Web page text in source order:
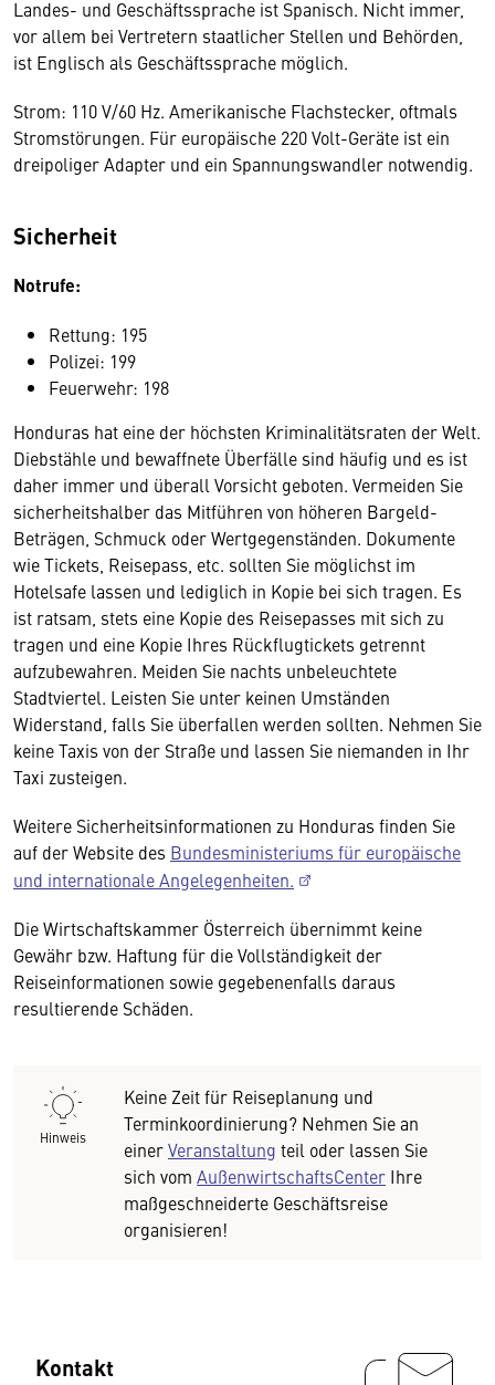
Landes- und Geschäftssprache ist Spanisch. Nicht immer,
vor allem bei Vertretern staatlicher Stellen und Behörden,
ist Englisch als Geschäftssprache möglich.
Strom: 110 V/60 Hz. Amerikanische Flachstecker, oftmals
Stromstörungen. Für europäische 220 Volt-Geräte ist ein
dreipoliger Adapter und ein Spannungswandler notwendig.
Sicherheit
Notrufe:
Rettung: 195
Polizei: 199
Feuerwehr: 198
Honduras hat eine der höchsten Kriminalitätsraten der Welt.
Diebstähle und bewaffnete Überfälle sind häufig und es ist
daher immer und überall Vorsicht geboten. Vermeiden Sie
sicherheitshalber das Mitführen von höheren Bargeld-
Beträgen, Schmuck oder Wertgegenständen. Dokumente
wie Tickets, Reisepass, etc. sollten Sie möglichst im
Hotelsafe lassen und lediglich in Kopie bei sich tragen. Es
ist ratsam, stets eine Kopie des Reisepasses mit sich zu
tragen und eine Kopie Ihres Rückflugtickets getrennt
aufzubewahren. Meiden Sie nachts unbeleuchtete
Stadtviertel. Leisten Sie unter keinen Umständen
Widerstand, falls Sie überfallen werden sollten. Nehmen Sie
keine Taxis von der Straße und lassen Sie niemanden in Ihr
Taxi zusteigen.
Weitere Sicherheitsinformationen zu Honduras finden Sie
auf der Website des Bundesministeriums für europäische
und internationale Angelegenheiten.
Die Wirtschaftskammer Österreich übernimmt keine
Gewähr bzw. Haftung für die Vollständigkeit der
Reiseinformationen sowie gegebenenfalls daraus
resultierende Schäden.
Hinweis
Keine Zeit für Reiseplanung und
Terminkoordinierung? Nehmen Sie an
einerVeranstaltung teil oder lassen Sie
sich vom AußenwirtschaftsCenter Ihre
maßgeschneiderte Geschäftsreise
organisieren!
Kontakt